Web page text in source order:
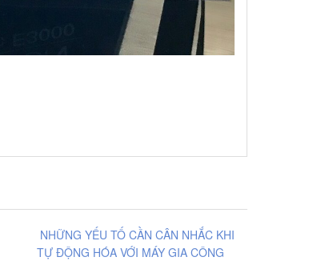
NHỮNG YẾU TỐ CẦN CÂN NHẮC KHI
TỰ ĐỘNG HÓA VỚI MÁY GIA CÔNG